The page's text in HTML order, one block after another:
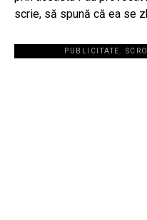
scrie, să spună că ea se
PUBLICITATE.